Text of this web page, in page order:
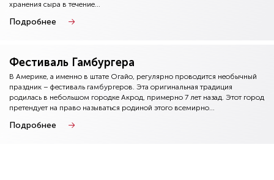
хранения сыра в течение...
Подробнее
Фестиваль Гамбургера
В Америке, а именно в штате Огайо, регулярно проводится необычный
праздник – фестиваль гамбургеров. Эта оригинальная традиция
родилась в небольшом городке Акрод, примерно 7 лет назад. Этот город
претендует на право называться родиной этого всемирно...
Подробнее